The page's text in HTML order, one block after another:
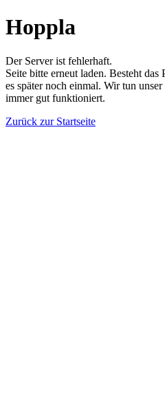
Hoppla
Der Server ist fehlerhaft.
Seite bitte erneut laden. Besteht
es später noch einmal. Wir tun
immer gut funktioniert.
Zurück zur Startseite